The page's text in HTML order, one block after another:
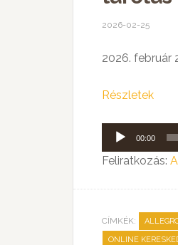
2026-02-25
2026. február
Részletek
Audió
lejátszó
00:00
Feliratkozás:
CÍMKÉK:
ONLINE